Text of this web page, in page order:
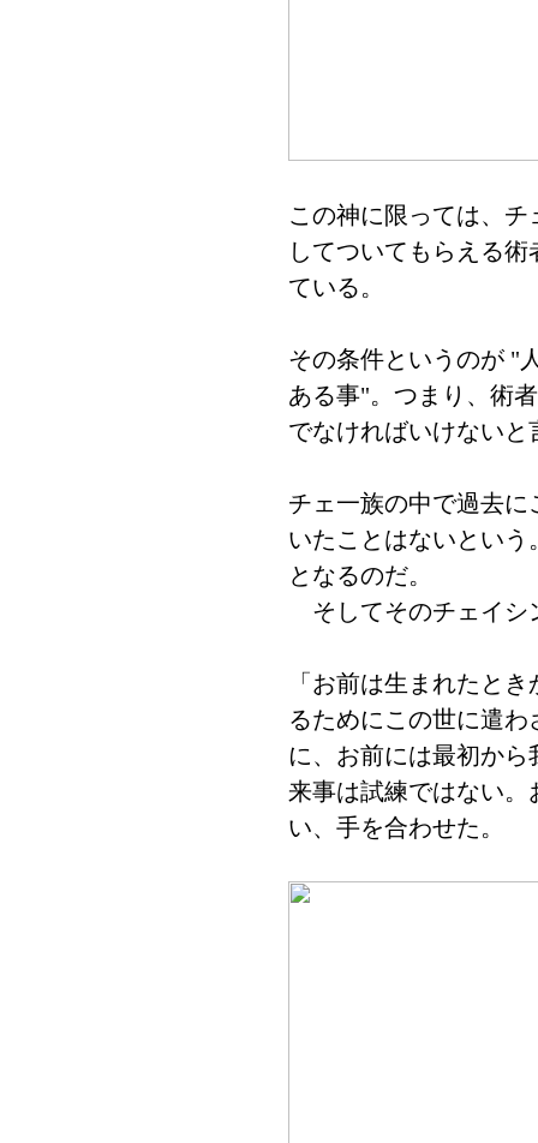
この神に限っては、
してついてもらえる
ている。
その条件というのが "
ある事"。つまり、術
でなければいけないと
チェ一族の中で過去
いたことはないとい
となるのだ。
そしてそのチェイシ
「お前は生まれたと
るためにこの世に遣
に、お前には最初か
来事は試練ではない
い、手を合わせた。